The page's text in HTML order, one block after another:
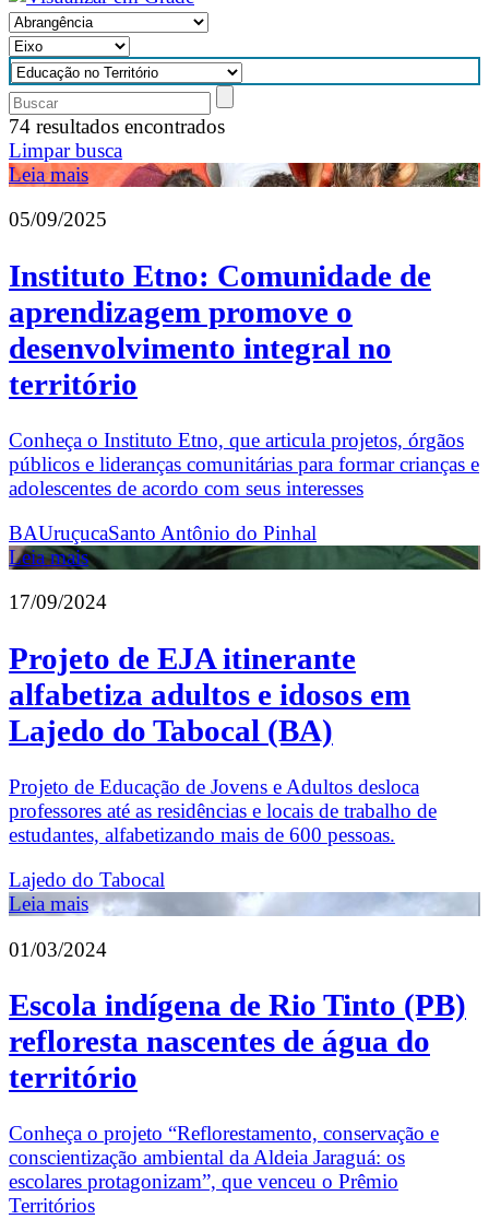
74 resultados encontrados
Limpar busca
Leia mais
05/09/2025
Instituto Etno: Comunidade de
aprendizagem promove o
desenvolvimento integral no
território
Conheça o Instituto Etno, que articula projetos, órgãos
públicos e lideranças comunitárias para formar crianças e
adolescentes de acordo com seus interesses
BAUruçucaSanto Antônio do Pinhal
Leia mais
17/09/2024
Projeto de EJA itinerante
alfabetiza adultos e idosos em
Lajedo do Tabocal (BA)
Projeto de Educação de Jovens e Adultos desloca
professores até as residências e locais de trabalho de
estudantes, alfabetizando mais de 600 pessoas.
Lajedo do Tabocal
Leia mais
01/03/2024
Escola indígena de Rio Tinto (PB)
refloresta nascentes de água do
território
Conheça o projeto “Reflorestamento, conservação e
conscientização ambiental da Aldeia Jaraguá: os
escolares protagonizam”, que venceu o Prêmio
Territórios